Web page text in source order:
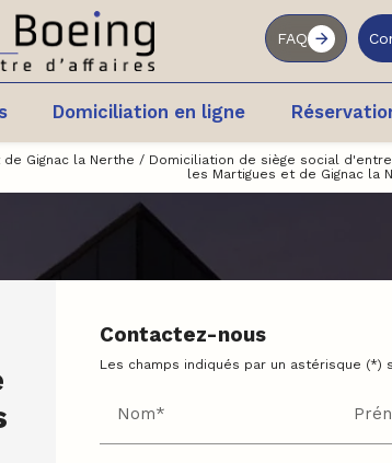
FAQ
Domiciliation en ligne
Gignac la Nerthe / Domiciliation de siège social
les Martigues et de Gignac la
Contactez-nous
Les champs indiqués par un astérisque (*)
Nom*